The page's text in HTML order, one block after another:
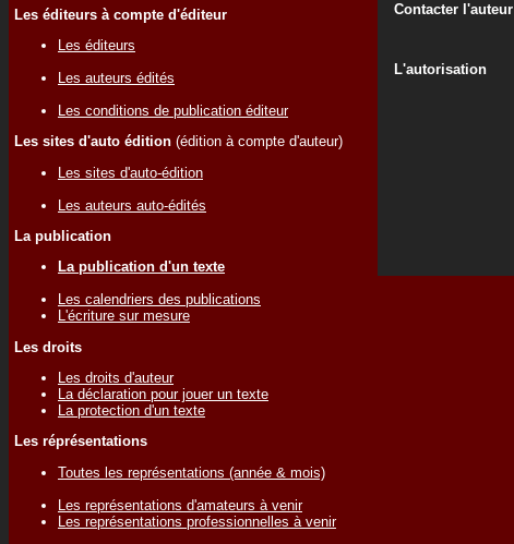
Les éditeurs à compte d'éditeur
Les éditeurs
Les auteurs édités
Les conditions de publication éditeur
Les sites d'auto édition (édition à compte d'auteur)
Les sites d'auto-édition
Les auteurs auto-édités
La publication
La publication d'un texte
Les calendriers des publications
L'écriture sur mesure
Les droits
Les droits d'auteur
La déclaration pour jouer un texte
La protection d'un texte
Les réprésentations
Toutes les représentations (année & mois)
Les représentations d'amateurs à venir
Les représentations professionnelles à venir
Contacter l'auteur
L'autorisation